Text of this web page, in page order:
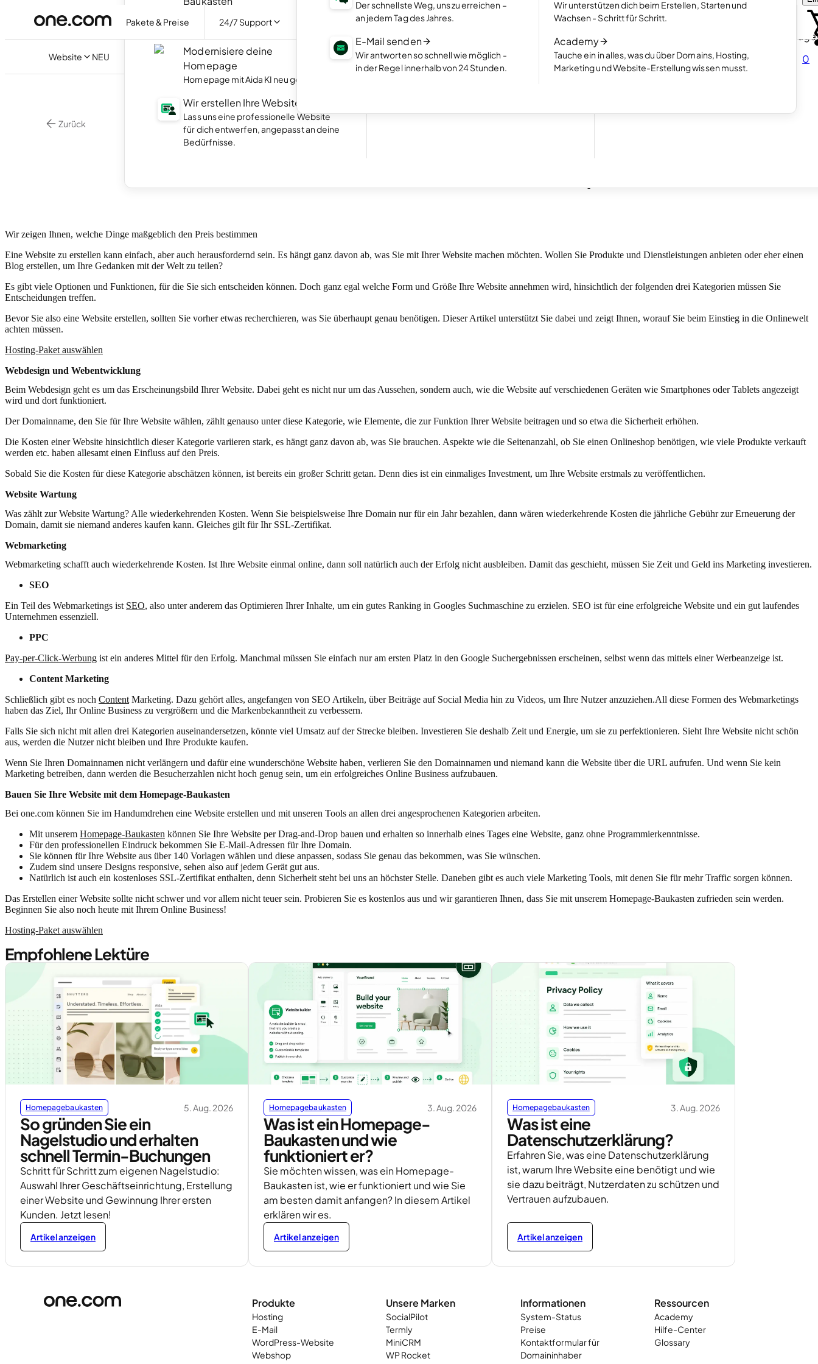
Pakete & Preise 24/7 Support
Der schnellste Weg, uns zu erreichen –
an jedem Tag des Jahres.
E-Mail senden
Wir antworten so schnell wie möglich -
in der Regel innerhalb von 24 Stunden.
Wir unterstützen dich beim Erstellen, Starten und
Wachsen - Schritt für Schritt.
Academy
Tauche ein in alles, was du über Domains, Hosting,
Marketing und Website-Erstellung wissen musst.
0
Website NEU
der KI.
Modernisiere deine
Homepage
NEU
Homepage mit Aida KI neu gestalten.
Wir erstellen Ihre Website
Lass uns eine professionelle Website
für dich entwerfen, angepasst an deine
Bedürfnisse.
Online-Portfolio.
Starte deinen Online-Shop
Online-Shop einrichten und Umsatz machen.
Buchungen entgegennehmen
Lass deine Kunden Termine direkt auf deiner
Artikel lesen
So funktioniert die Erstellung von
mit KI
Artikel lesen
Hervorragend
Zurück
Homepagebaukasten
Was kostet eine Website?
Wir zeigen Ihnen, welche Dinge maßgeblich den Preis bestimmen
Eine Website zu erstellen kann einfach, aber auch herausfordernd sein. Es hängt ganz davon ab, was Sie mit Ihrer Website machen möchten. Wollen Sie Produkte und Dienstleistungen anbieten oder eher einen
Blog erstellen, um Ihre Gedanken mit der Welt zu teilen?
Es gibt viele Optionen und Funktionen, für die Sie sich entscheiden können. Doch ganz egal welche Form und Größe Ihre Website annehmen wird, hinsichtlich der folgenden drei Kategorien müssen Sie
Entscheidungen treffen.
Bevor Sie also eine Website erstellen, sollten Sie vorher etwas recherchieren, was Sie überhaupt genau benötigen. Dieser Artikel unterstützt Sie dabei und zeigt Ihnen, worauf Sie beim Einstieg in die Onlinewelt
achten müssen.
Hosting-Paket auswählen
Webdesign und Webentwicklung
Beim Webdesign geht es um das Erscheinungsbild Ihrer Website. Dabei geht es nicht nur um das Aussehen, sondern auch, wie die Website auf verschiedenen Geräten wie Smartphones oder Tablets angezeigt
wird und dort funktioniert.
Der Domainname, den Sie für Ihre Website wählen, zählt genauso unter diese Kategorie, wie Elemente, die zur Funktion Ihrer Website beitragen und so etwa die Sicherheit erhöhen.
Die Kosten einer Website hinsichtlich dieser Kategorie variieren stark, es hängt ganz davon ab, was Sie brauchen. Aspekte wie die Seitenanzahl, ob Sie einen Onlineshop benötigen, wie viele Produkte verkauft
werden etc. haben allesamt einen Einfluss auf den Preis.
Sobald Sie die Kosten für diese Kategorie abschätzen können, ist bereits ein großer Schritt getan. Denn dies ist ein einmaliges Investment, um Ihre Website erstmals zu veröffentlichen.
Website Wartung
Was zählt zur Website Wartung? Alle wiederkehrenden Kosten. Wenn Sie beispielsweise Ihre Domain nur für ein Jahr bezahlen, dann wären wiederkehrende Kosten die jährliche Gebühr zur Erneuerung der
Domain, damit sie niemand anderes kaufen kann. Gleiches gilt für Ihr SSL-Zertifikat.
Webmarketing
Webmarketing schafft auch wiederkehrende Kosten. Ist Ihre Website einmal online, dann soll natürlich auch der Erfolg nicht ausbleiben. Damit das geschieht, müssen Sie Zeit und Geld ins Marketing investieren.
SEO
Ein Teil des Webmarketings ist SEO, also unter anderem das Optimieren Ihrer Inhalte, um ein gutes Ranking in Googles Suchmaschine zu erzielen. SEO ist für eine erfolgreiche Website und ein gut laufendes
Unternehmen essenziell.
PPC
Pay-per-Click-Werbung ist ein anderes Mittel für den Erfolg. Manchmal müssen Sie einfach nur am ersten Platz in den Google Suchergebnissen erscheinen, selbst wenn das mittels einer Werbeanzeige ist.
Content Marketing
Schließlich gibt es noch Content Marketing. Dazu gehört alles, angefangen von SEO Artikeln, über Beiträge auf Social Media hin zu Videos, um Ihre Nutzer anzuziehen.All diese Formen des Webmarketings
haben das Ziel, Ihr Online Business zu vergrößern und die Markenbekanntheit zu verbessern.
Falls Sie sich nicht mit allen drei Kategorien auseinandersetzen, könnte viel Umsatz auf der Strecke bleiben. Investieren Sie deshalb Zeit und Energie, um sie zu perfektionieren. Sieht Ihre Website nicht schön
aus, werden die Nutzer nicht bleiben und Ihre Produkte kaufen.
Wenn Sie Ihren Domainnamen nicht verlängern und dafür eine wunderschöne Website haben, verlieren Sie den Domainnamen und niemand kann die Website über die URL aufrufen. Und wenn Sie kein
Marketing betreiben, dann werden die Besucherzahlen nicht hoch genug sein, um ein erfolgreiches Online Business aufzubauen.
Bauen Sie Ihre Website mit dem Homepage-Baukasten
Bei one.com können Sie im Handumdrehen eine Website erstellen und mit unseren Tools an allen drei angesprochenen Kategorien arbeiten.
Mit unserem Homepage-Baukasten können Sie Ihre Website per Drag-and-Drop bauen und erhalten so innerhalb eines Tages eine Website, ganz ohne Programmierkenntnisse.
Für den professionellen Eindruck bekommen Sie E-Mail-Adressen für Ihre Domain.
Sie können für Ihre Website aus über 140 Vorlagen wählen und diese anpassen, sodass Sie genau das bekommen, was Sie wünschen.
Zudem sind unsere Designs responsive, sehen also auf jedem Gerät gut aus.
Natürlich ist auch ein kostenloses SSL-Zertifikat enthalten, denn Sicherheit steht bei uns an höchster Stelle. Daneben gibt es auch viele Marketing Tools, mit denen Sie für mehr Traffic sorgen können.
Das Erstellen einer Website sollte nicht schwer und vor allem nicht teuer sein. Probieren Sie es kostenlos aus und wir garantieren Ihnen, dass Sie mit unserem Homepage-Baukasten zufrieden sein werden.
Beginnen Sie also noch heute mit Ihrem Online Business!
Hosting-Paket auswählen
Empfohlene Lektüre
Homepagebaukasten 5. Aug. 2026
So gründen Sie ein
Nagelstudio und erhalten
schnell Termin-Buchungen
Schritt für Schritt zum eigenen Nagelstudio:
Auswahl Ihrer Geschäftseinrichtung, Erstellung
einer Website und Gewinnung Ihrer ersten
Kunden. Jetzt lesen!
Artikel anzeigen
Homepagebaukasten 3. Aug. 2026
Was ist ein Homepage-
Baukasten und wie
funktioniert er?
Sie möchten wissen, was ein Homepage-
Baukasten ist, wie er funktioniert und wie Sie
am besten damit anfangen? In diesem Artikel
erklären wir es.
Artikel anzeigen
Homepagebaukasten 3. Aug. 2026
Was ist eine
Datenschutzerklärung?
Erfahren Sie, was eine Datenschutzerklärung
ist, warum Ihre Website eine benötigt und wie
sie dazu beiträgt, Nutzerdaten zu schützen und
Vertrauen aufzubauen.
Artikel anzeigen
Produkte
Hosting
E-Mail
WordPress-Website
Webshop
Unsere Marken
SocialPilot
Termly
MiniCRM
WP Rocket
Informationen
System-Status
Preise
Kontaktformular für
Domaininhaber
Ressourcen
Academy
Hilfe-Center
Glossary